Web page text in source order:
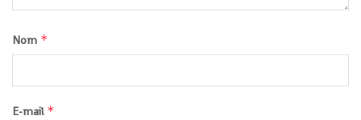
Nom *
E-mail *